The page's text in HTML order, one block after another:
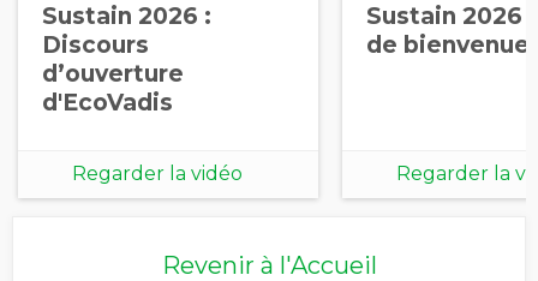
Sustain 2026 :
Discours
d’ouverture
d'EcoVadis
Regarder la vidéo
Sustain 2026
de bienvenue
Regarder la
Revenir à l'Accueil